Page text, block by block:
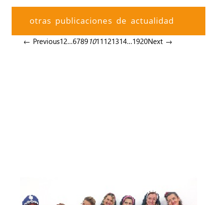
otras publicaciones de actualidad
← Previous12…67891011121314…1920Next →